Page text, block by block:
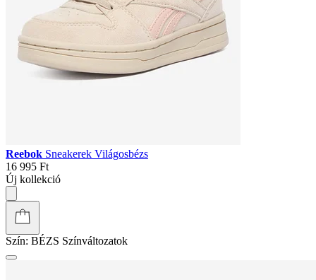
Reebok Sneakerek Világosbézs
16 995 Ft
Új kollekció
Szín: BÉZS Színváltozatok